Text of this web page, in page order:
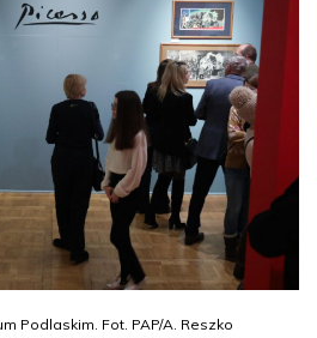
Podlaskim. Fot. PAP/A. Reszko